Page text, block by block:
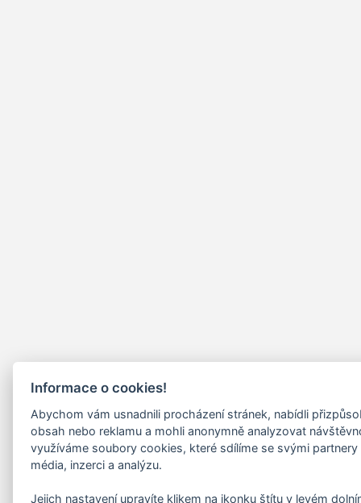
Informace o cookies!
Abychom vám usnadnili procházení stránek, nabídli
obsah nebo reklamu a mohli anonymně analyzovat
využíváme soubory cookies, které sdílíme se svými
média, inzerci a analýzu.
Jejich nastavení upravíte klikem na ikonku štítu v levém